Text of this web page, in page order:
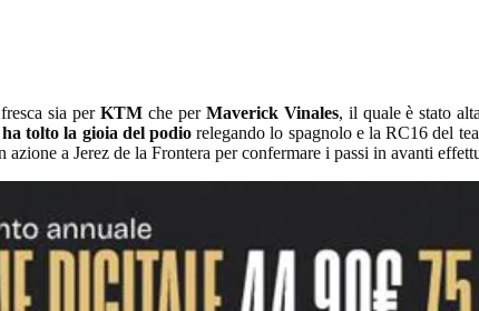
sia per KTMche per Maverick Vinales, il quale è stato
tolto la gioia del podiorelegando lo spagnolo e la RC16 del
azione a Jerez de la Frontera per confermare i passi in avanti